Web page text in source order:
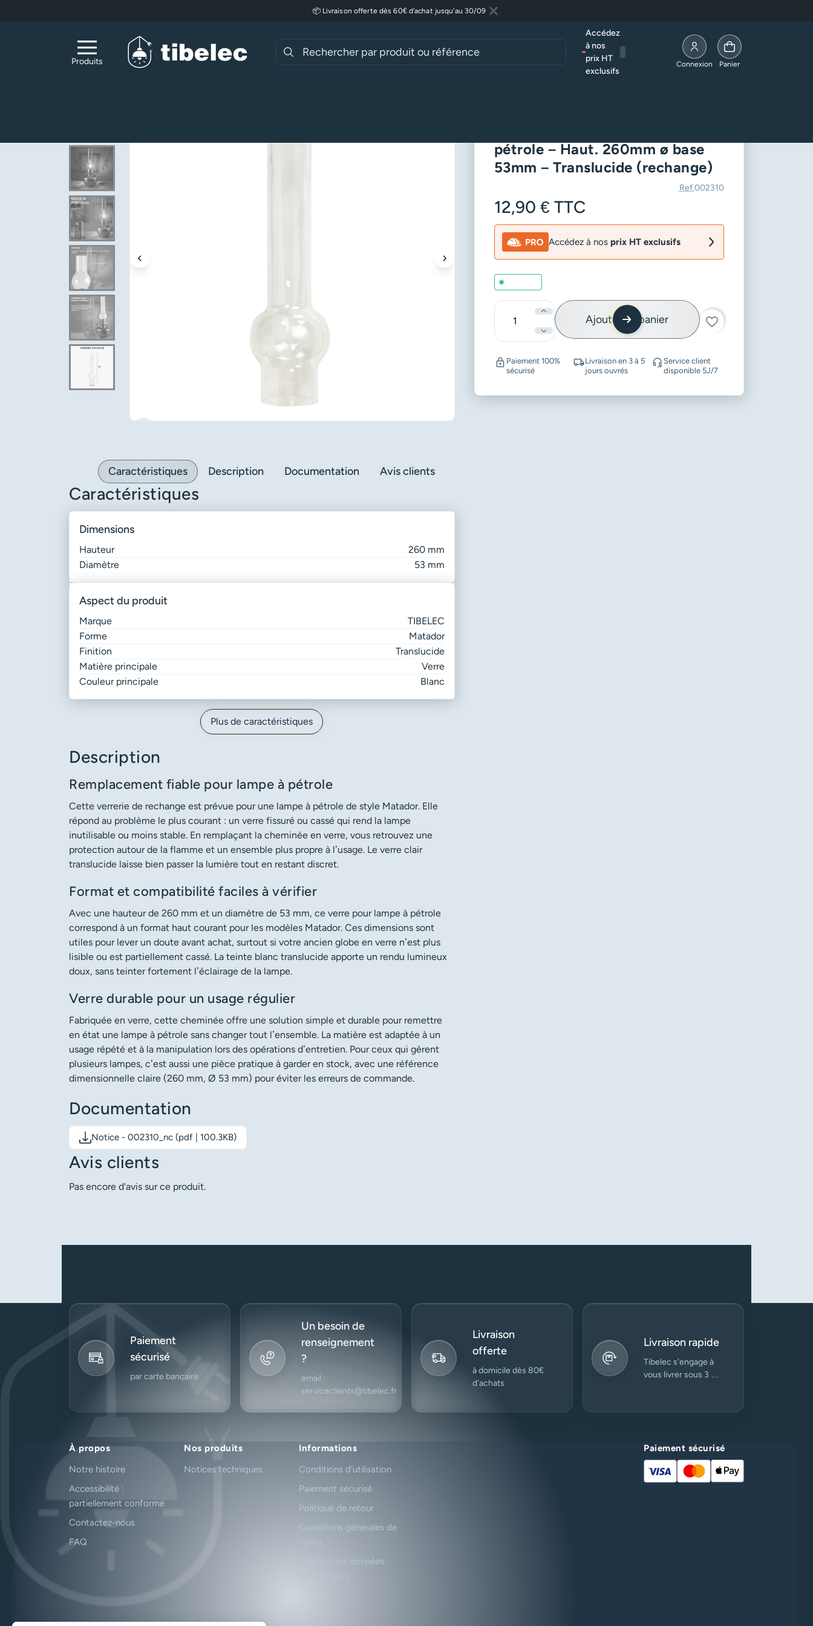
Lire plus
📦 Livraison offerte dès 60€ d'achat jusqu'au 30/09
Fermer
Produits
Accédez
à nos
prix HT
exclusifs
Allez à la page compte
Connexion Panier
pétrole – Haut. 260mm ø base
53mm – Translucide (rechange)
Ref.002310
12,90 € TTC
Accédez à nos prix HT exclusifs
Quantité
Ajouter au panier favorite_border
Paiement 100%
sécurisé
Livraison en 3 à 5
jours ouvrés
Service client
disponible 5J/7
Caractéristiques Description Documentation Avis clients
Caractéristiques
dimensions
Hauteur
260 mm
Diamètre
53 mm
aspect du produit
Marque
TIBELEC
Forme
Matador
Finition
Translucide
Matière principale
Verre
Couleur principale
Blanc
Plus de caractéristiques
Description
Remplacement fiable pour lampe à pétrole
Cette verrerie de rechange est prévue pour une lampe à pétrole de style Matador. Elle
répond au problème le plus courant : un verre fissuré ou cassé qui rend la lampe
inutilisable ou moins stable. En remplaçant la cheminée en verre, vous retrouvez une
protection autour de la flamme et un ensemble plus propre à l’usage. Le verre clair
translucide laisse bien passer la lumière tout en restant discret.
Format et compatibilité faciles à vérifier
Avec une hauteur de 260 mm et un diamètre de 53 mm, ce verre pour lampe à pétrole
correspond à un format haut courant pour les modèles Matador. Ces dimensions sont
utiles pour lever un doute avant achat, surtout si votre ancien globe en verre n’est plus
lisible ou est partiellement cassé. La teinte blanc translucide apporte un rendu lumineux
doux, sans teinter fortement l’éclairage de la lampe.
Verre durable pour un usage régulier
Fabriquée en verre, cette cheminée offre une solution simple et durable pour remettre
en état une lampe à pétrole sans changer tout l’ensemble. La matière est adaptée à un
usage répété et à la manipulation lors des opérations d’entretien. Pour ceux qui gèrent
plusieurs lampes, c’est aussi une pièce pratique à garder en stock, avec une référence
dimensionnelle claire (260 mm, Ø 53 mm) pour éviter les erreurs de commande.
Documentation
Notice - 002310_nc (pdf | 100.3KB)
Télécharger le document: Notice - 002310_nc
Avis clients
Pas encore d'avis sur ce produit.
Paiement
sécurisé
par carte bancaire
Un besoin de
renseignement
?
email :
serviceclients@tibelec.fr
Livraison
offerte
à domicile dès 80€
d’achats
Livraison rapide
Tibelec s'engage à
vous livrer sous 3 à
À propos
Notre histoire
Accessibilité :
partiellement conforme
Contactez-nous
FAQ
Nos produits
Notices techniques
Informations
Conditions d'utilisation
Paiement sécurisé
Politique de retour
Conditions générales de
vente
Gestion des données
personnelles
Paiement sécurisé